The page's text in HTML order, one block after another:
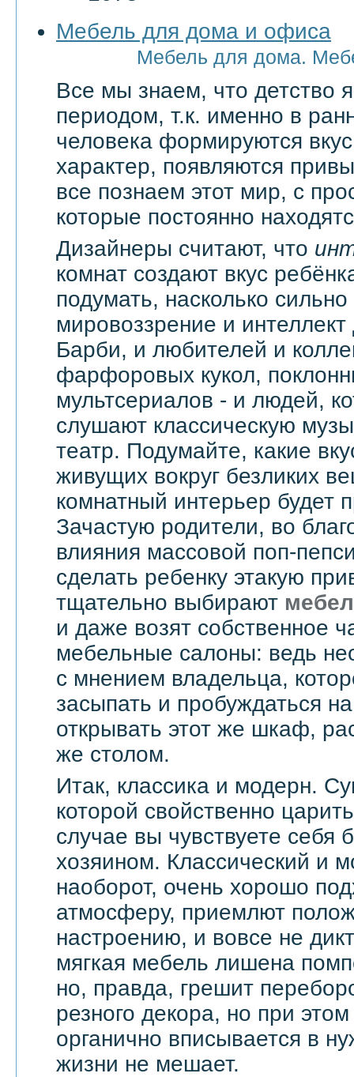
Мебель для дома и офиса
Мебель для дома.
Все мы знаем, что детство
периодом, т.к. именно в
человека формируются
характер, появляются
все познаем этот мир, с
которые постоянно
Дизайнеры считают, что
комнат создают вкус
подумать, насколько сильно
мировоззрение и
Барби, и любителей и
фарфоровых кукол,
мультсериалов - и людей,
слушают классическую
театр. Подумайте, какие
живущих вокруг безликих
комнатный интерьер будет
Зачастую родители, во
влияния массовой поп-
сделать ребенку этакую
тщательно выбирают
и даже возят собственное
мебельные салоны: ведь
с мнением владельца,
засыпать и пробуждаться
открывать этот же шкаф,
же столом.
Итак, классика и модерн.
которой свойственно
случае вы чувствуете себя
хозяином. Классический и
наоборот, очень хорошо
атмосферу, приемлют
настроению, и вовсе не
мягкая мебель лишена
но, правда, грешит
резного декора, но при
органично вписывается в
жизни не мешает.